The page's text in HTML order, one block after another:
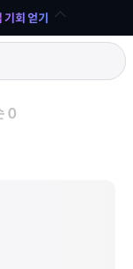
기회 얻기
0